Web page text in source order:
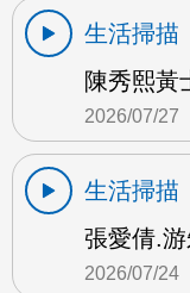
生活掃描
陳秀熙黃
2026/07/27
生活掃描
張愛倩.
2026/07/24